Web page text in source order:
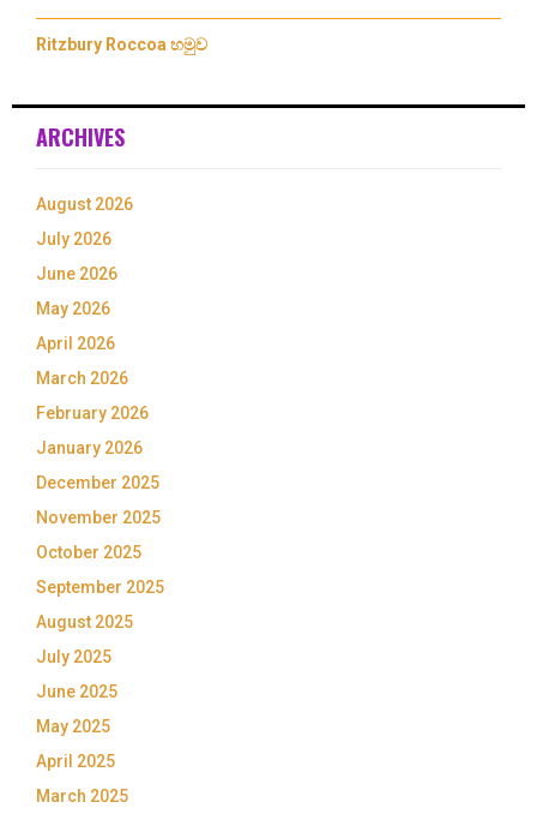
Ritzbury Roccoa හමුව
ARCHIVES
August 2026
July 2026
June 2026
May 2026
April 2026
March 2026
February 2026
January 2026
December 2025
November 2025
October 2025
September 2025
August 2025
July 2025
June 2025
May 2025
April 2025
March 2025